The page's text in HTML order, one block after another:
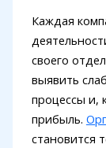
Каждая
своего
выявить
процессы и,
прибыль.
становится